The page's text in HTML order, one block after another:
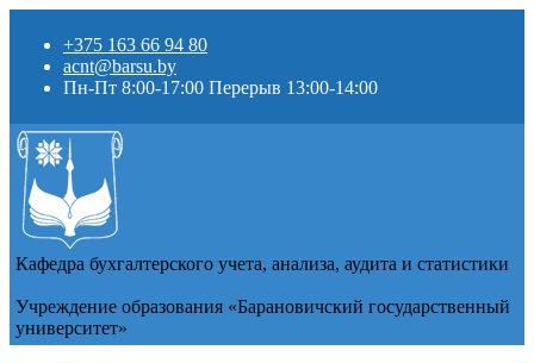
+375 163 66 94 80
acnt@barsu.by
Пн-Пт 8:00-17:00 Перерыв 13:00-14:00
Кафедра бухгалтерского учета, анализа, аудита и статистики
Учреждение образования «Барановичский государственный
университет»